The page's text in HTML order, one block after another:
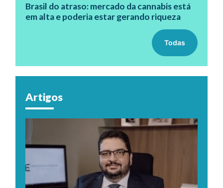
Brasil do atraso: mercado da cannabis está
em alta e poderia estar gerando riqueza
Todas
Artigos